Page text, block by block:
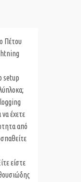
Πέτου
setup
έχετε
από
είστε